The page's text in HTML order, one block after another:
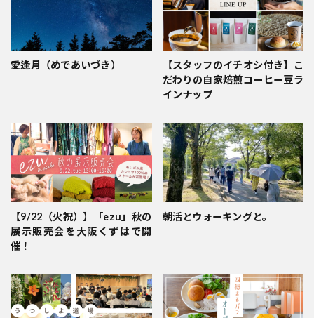
愛逢月（めであいづき）
【スタッフのイチオシ付き】こ
だわりの自家焙煎コーヒー豆ラ
インナップ
【9/22（火祝）】「ezu」秋の
展示販売会を大阪くずはで開
催！
朝活とウォーキングと。